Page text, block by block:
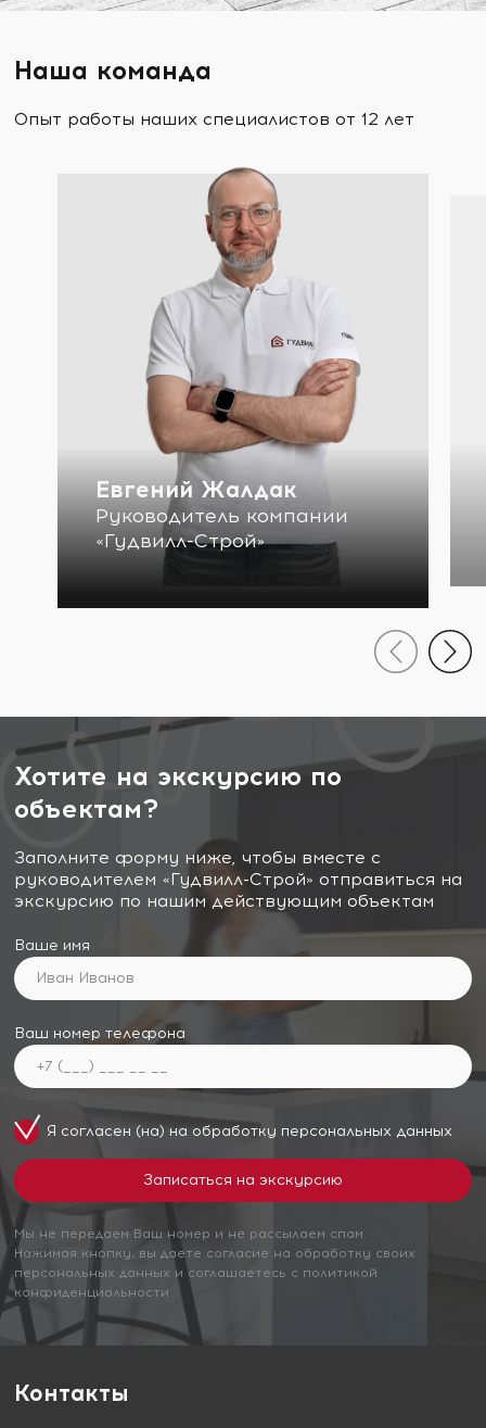
Наша команда
Опыт работы наших специалистов от 12 лет
Евгений Жалдак
Руководитель компании
«Гудвилл-Строй»
Хотите на экскурсию по
объектам?
Заполните форму ниже, чтобы вместе с
руководителем «Гудвилл-Строй» отправиться на
экскурсию по нашим действующим объектам
Ваше имя
Ваш номер телефона
Я согласен (на) на обработку персональных данных
Мы не передаем Ваш номер и не рассылаем спам.
Нажимая кнопку, вы даете согласие на обработку своих
персональных данных и соглашаетесь с политикой
конфиденциальности
Контакты